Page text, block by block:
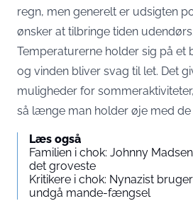
regn, men generelt er udsigten
ønsker at tilbringe tiden udendørs.
Temperaturerne holder sig på et
og vinden bliver svag til let. Det
muligheder for
så længe man holder øje med de
Læs også
Familien i chok: Johnny
det groveste
Kritikere i chok: Nynazist
undgå mande-fængsel